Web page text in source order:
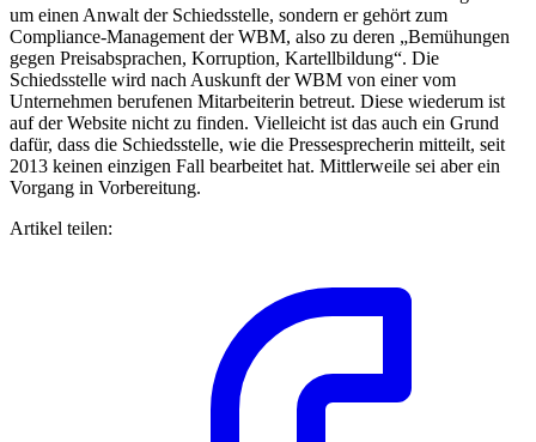
um einen Anwalt der Schiedsstelle, sondern er gehört zum
Compliance-Management der WBM, also zu deren „Bemühungen
gegen Preisabsprachen, Korruption, Kartellbildung“. Die
Schiedsstelle wird nach Auskunft der WBM von einer vom
Unternehmen berufenen Mitarbeiterin betreut. Diese wiederum ist
auf der Website nicht zu finden. Vielleicht ist das auch ein Grund
dafür, dass die Schiedsstelle, wie die Pressesprecherin mitteilt, seit
2013 keinen einzigen Fall bearbeitet hat. Mittlerweile sei aber ein
Vorgang in Vorbereitung.
Artikel teilen: